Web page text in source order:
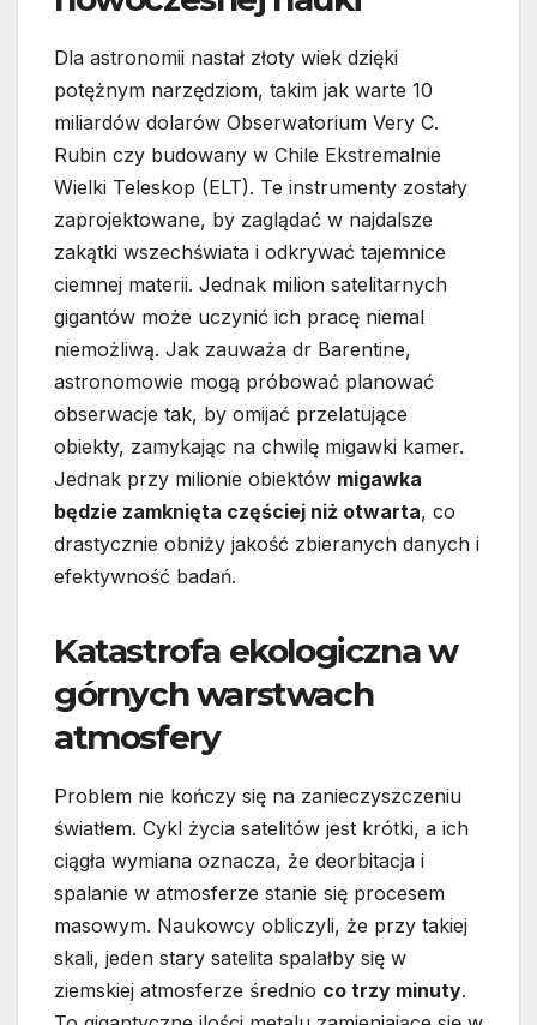
Dla astronomii nastał złoty wiek dzięki
potężnym narzędziom, takim jak warte 10
miliardów dolarów Obserwatorium Very C.
Rubin czy budowany w Chile Ekstremalnie
Wielki Teleskop (ELT). Te instrumenty zostały
zaprojektowane, by zaglądać w najdalsze
zakątki wszechświata i odkrywać tajemnice
ciemnej materii. Jednak milion satelitarnych
gigantów może uczynić ich pracę niemal
niemożliwą. Jak zauważa dr Barentine,
astronomowie mogą próbować planować
obserwacje tak, by omijać przelatujące
obiekty, zamykając na chwilę migawki kamer.
Jednak przy milionie obiektów migawka
będzie zamknięta częściej niż otwarta, co
drastycznie obniży jakość zbieranych danych i
efektywność badań.
Katastrofa ekologiczna w
górnych warstwach
atmosfery
Problem nie kończy się na zanieczyszczeniu
światłem. Cykl życia satelitów jest krótki, a ich
ciągła wymiana oznacza, że deorbitacja i
spalanie w atmosferze stanie się procesem
masowym. Naukowcy obliczyli, że przy takiej
skali, jeden stary satelita spalałby się w
ziemskiej atmosferze średnio co trzy minuty.